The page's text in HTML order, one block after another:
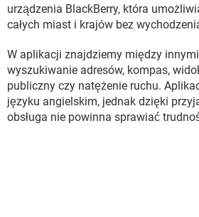
WINDOWS 10
urządzenia BlackBerry, która
całych miast i krajów bez
W aplikacji znajdziemy między
wyszukiwanie adresów, kompas,
publiczny czy natężenie ruchu.
języku angielskim, jednak dzięki
obsługa nie powinna sprawiać